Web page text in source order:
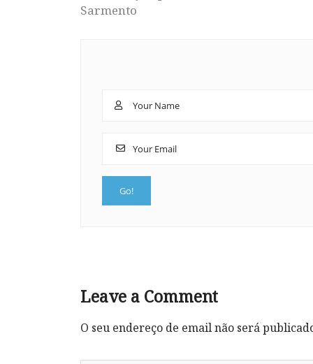
Sarmento
Leave a Comment
O seu endereço de email não será